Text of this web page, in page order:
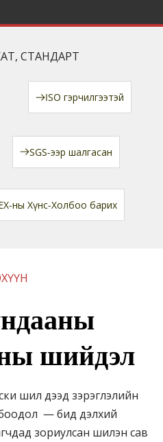
СТАНДАРТ
ISO гэрчилгээтэй
SGS-ээр шалгасан
ны Хүнс-Холбоо барих
шийдэл
шил дээд зэрэглэлийн
— бид дэлхий
зориулсан шилэн сав